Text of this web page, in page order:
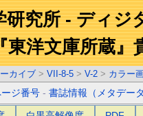
研究所 - ディジ
東洋文庫所蔵』
カイブ > VII-8-5 > V-2 > カラー
ジ番号 -書誌情報（メタデー